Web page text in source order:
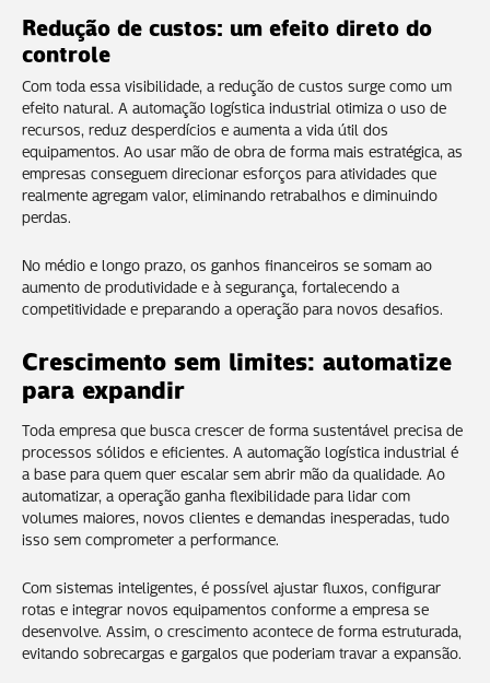
Redução de custos: um efeito direto do
controle
Com toda essa visibilidade, a redução de custos surge como um
efeito natural. A automação logística industrial otimiza o uso de
recursos, reduz desperdícios e aumenta a vida útil dos
equipamentos. Ao usar mão de obra de forma mais estratégica, as
empresas conseguem direcionar esforços para atividades que
realmente agregam valor, eliminando retrabalhos e diminuindo
perdas.
No médio e longo prazo, os ganhos financeiros se somam ao
aumento de produtividade e à segurança, fortalecendo a
competitividade e preparando a operação para novos desafios.
Crescimento sem limites: automatize
para expandir
Toda empresa que busca crescer de forma sustentável precisa de
processos sólidos e eficientes. A automação logística industrial é
a base para quem quer escalar sem abrir mão da qualidade. Ao
automatizar, a operação ganha flexibilidade para lidar com
volumes maiores, novos clientes e demandas inesperadas, tudo
isso sem comprometer a performance.
Com sistemas inteligentes, é possível ajustar fluxos, configurar
rotas e integrar novos equipamentos conforme a empresa se
desenvolve. Assim, o crescimento acontece de forma estruturada,
evitando sobrecargas e gargalos que poderiam travar a expansão.